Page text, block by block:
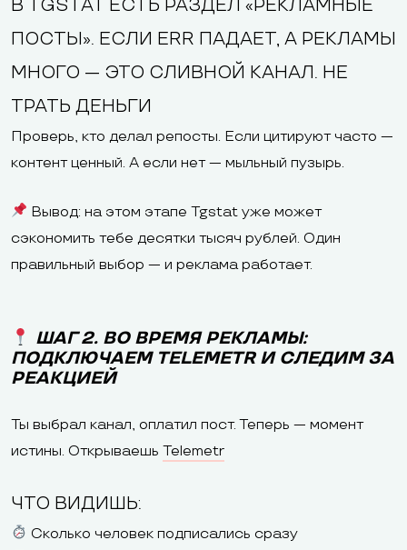
В TGSTAT ЕСТЬ РАЗДЕЛ «РЕКЛАМНЫЕ
ПОСТЫ». ЕСЛИ ERR ПАДАЕТ, А РЕКЛАМЫ
МНОГО — ЭТО СЛИВНОЙ КАНАЛ. НЕ
ТРАТЬ ДЕНЬГИ
Проверь, кто делал репосты. Если цитируют часто —
контент ценный. А если нет — мыльный пузырь.
Вывод: на этом этапе Tgstat уже может
сэкономить тебе десятки тысяч рублей. Один
правильный выбор — и реклама работает.
ШАГ 2. ВО ВРЕМЯ РЕКЛАМЫ:
ПОДКЛЮЧАЕМ TELEMETR И СЛЕДИМ ЗА
РЕАКЦИЕЙ
Ты выбрал канал, оплатил пост. Теперь — момент
истины. Открываешь Telemetr
ЧТО ВИДИШЬ:
Сколько человек подписались сразу